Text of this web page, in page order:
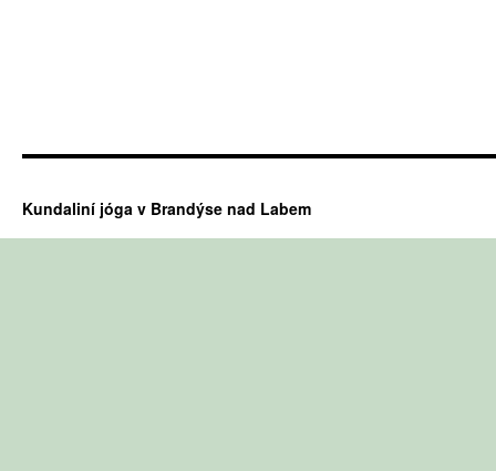
Kundaliní jóga v Brandýse nad Labem